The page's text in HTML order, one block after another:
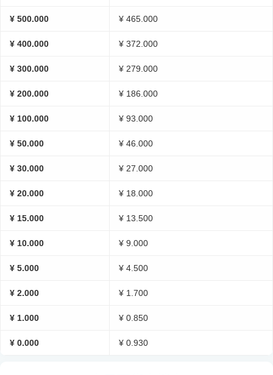
¥ 500.000 ¥ 465.000
¥ 400.000 ¥ 372.000
¥ 300.000 ¥ 279.000
¥ 200.000 ¥ 186.000
¥ 100.000 ¥ 93.000
¥ 50.000 ¥ 46.000
¥ 30.000 ¥ 27.000
¥ 20.000 ¥ 18.000
¥ 15.000 ¥ 13.500
¥ 10.000 ¥ 9.000
¥ 5.000 ¥ 4.500
¥ 2.000 ¥ 1.700
¥ 1.000 ¥ 0.850
¥ 0.000 ¥ 0.930